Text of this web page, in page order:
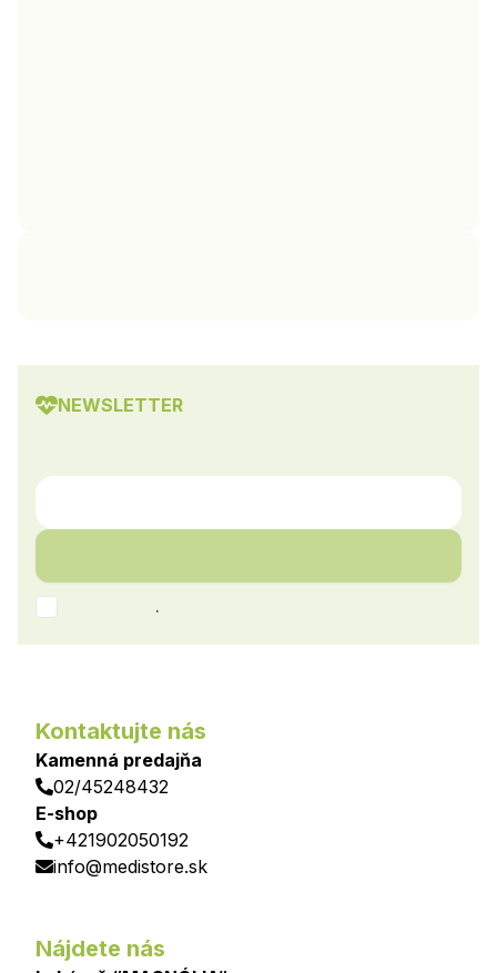
NEWSLETTER
.
Kontaktujte nás
Kamenná predajňa
02/45248432
E-shop
+421902050192
info@medistore.sk
Nájdete nás